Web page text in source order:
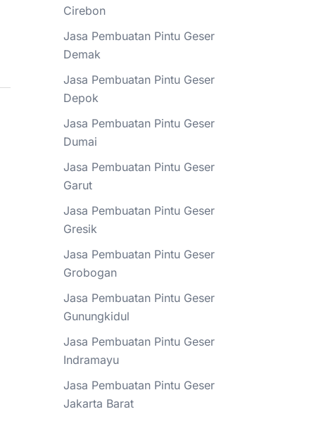
Cirebon
Jasa Pembuatan Pintu Geser
Demak
Jasa Pembuatan Pintu Geser
Depok
Jasa Pembuatan Pintu Geser
Dumai
Jasa Pembuatan Pintu Geser
Garut
Jasa Pembuatan Pintu Geser
Gresik
Jasa Pembuatan Pintu Geser
Grobogan
Jasa Pembuatan Pintu Geser
Gunungkidul
Jasa Pembuatan Pintu Geser
Indramayu
Jasa Pembuatan Pintu Geser
Jakarta Barat